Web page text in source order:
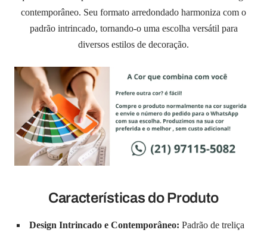
contemporâneo. Seu formato arredondado harmoniza com o
padrão intrincado, tornando-o uma escolha versátil para
diversos estilos de decoração.
Características do Produto
Design Intrincado e Contemporâneo: Padrão de treliça